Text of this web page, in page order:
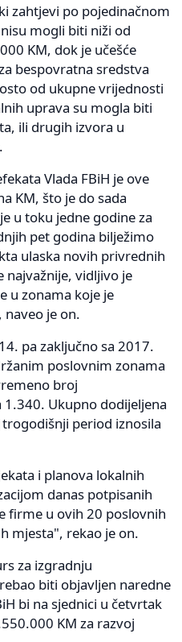
zahtjevi po pojedinačnom
mogli biti niži od
KM, dok je učešće
bespovratna sredstva
od ukupne vrijednosti
uprava su mogla biti
ili drugih izvora u
Vlada FBiH je ove
KM, što je do sada
u toku jedne godine za
pet godina bilježimo
ulaska novih privrednih
najvažnije, vidljivo je
u zonama koje je
je on.
pa zaključno sa 2017.
poslovnim zonama
broj
1.340. Ukupno dodijeljena
period iznosila
i planova lokalnih
danas potpisanih
firme u ovih 20 poslovnih
mjesta", rekao je on.
za izgradnju
biti objavljen naredne
bi na sjednici u četvrtak
KM za razvoj